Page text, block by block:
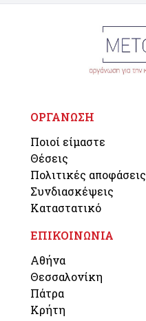
ΟΡΓΑΝΩΣΗ
Ποιοί είμαστε
Θέσεις
Πολιτικές αποφάσεις
Συνδιασκέψεις
Καταστατικό
ΕΠΙΚΟΙΝΩΝΙΑ
Αθήνα
Θεσσαλονίκη
Πάτρα
Κρήτη